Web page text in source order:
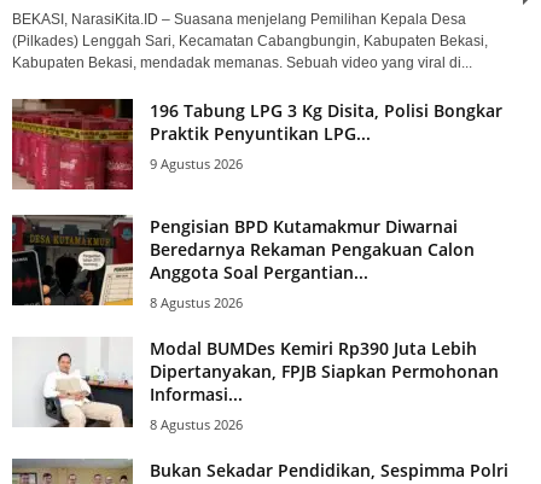
BEKASI, NarasiKita.ID – Suasana menjelang Pemilihan Kepala Desa
(Pilkades) Lenggah Sari, Kecamatan Cabangbungin, Kabupaten Bekasi,
Kabupaten Bekasi, mendadak memanas. Sebuah video yang viral di...
196 Tabung LPG 3 Kg Disita, Polisi Bongkar
Praktik Penyuntikan LPG...
9 Agustus 2026
Pengisian BPD Kutamakmur Diwarnai
Beredarnya Rekaman Pengakuan Calon
Anggota Soal Pergantian...
8 Agustus 2026
Modal BUMDes Kemiri Rp390 Juta Lebih
Dipertanyakan, FPJB Siapkan Permohonan
Informasi...
8 Agustus 2026
Bukan Sekadar Pendidikan, Sespimma Polri